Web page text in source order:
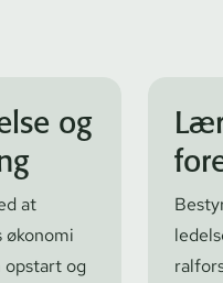
og
at
økonomi
opstart og